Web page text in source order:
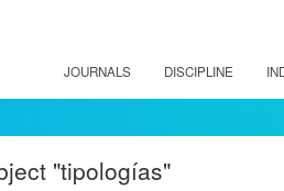
JOURNALS DISCIPLINE
"tipologías"